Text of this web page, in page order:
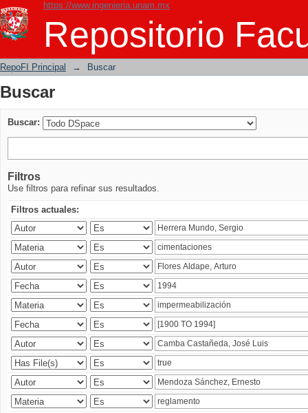
https://www.ingenieria.unam.mx
Repositorio
Buscar
RepoFI Principal → Buscar
Buscar
Buscar:
Filtros
Use filtros para refinar sus resultados.
Filtros actuales: